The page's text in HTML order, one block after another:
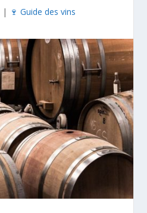
| 🍷 Guide des vins